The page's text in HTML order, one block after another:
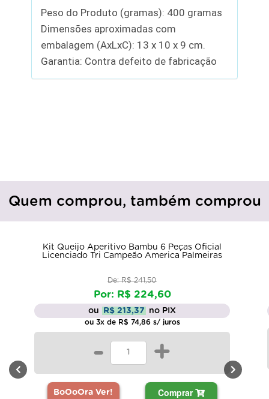
Peso do Produto (gramas): 400 gramas
Dimensões aproximadas com
embalagem (AxLxC): 13 x 10 x 9 cm.
Garantia: Contra defeito de fabricação
Quem comprou, também comprou
Kit Queijo Aperitivo Bambu 6 Peças Oficial
Licenciado Tri Campeão America Palmeiras
De: R$ 241,50
Por: R$ 224,60
ou R$ 213,37 no PIX
ou 3x de R$ 74,86 s/ juros
- +
BoOoOra Ver! Comprar